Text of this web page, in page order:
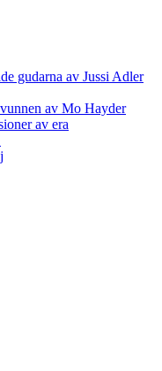
gudarna av Jussi Adler
av Mo Hayder
av era